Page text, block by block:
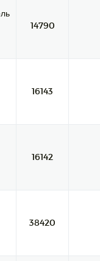
14790
16143
16142
38420